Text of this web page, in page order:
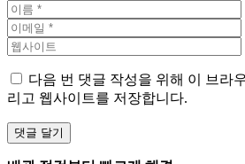
다음 번 댓글 작성을 위해 이 브라
리고 웹사이트를 저장합니다.